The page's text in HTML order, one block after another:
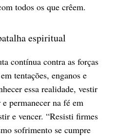
todos os que crêem.
espiritual
contínua contra as forças
tentações, enganos e
essa realidade, vestir
permanecer na fé em
e vencer. “Resisti firmes
sofrimento se cumpre